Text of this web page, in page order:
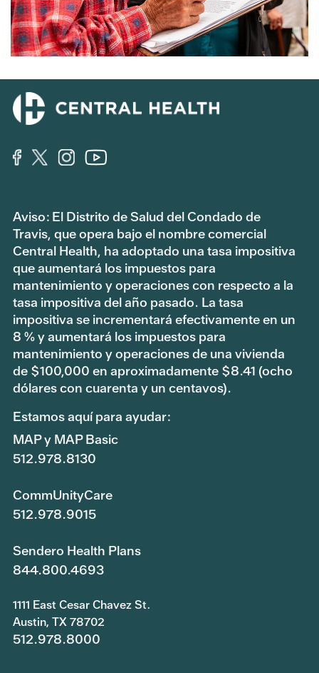
Aviso: El Distrito de Salud del Condado de
Travis, que opera bajo el nombre comercial
Central Health, ha adoptado una tasa impositiva
que aumentará los impuestos para
mantenimiento y operaciones con respecto a la
tasa impositiva del año pasado. La tasa
impositiva se incrementará efectivamente en un
8 % y aumentará los impuestos para
mantenimiento y operaciones de una vivienda
de $100,000 en aproximadamente $8.41 (ocho
dólares con cuarenta y un centavos).
Estamos aquí para ayudar:
MAP y MAP Basic
512.978.8130
CommUnityCare
512.978.9015
Sendero Health Plans
844.800.4693
1111 East Cesar Chavez St.
Austin, TX 78702
512.978.8000